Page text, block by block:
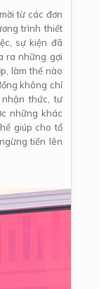
từ các đơn
trình thiết
sự kiện đã
ra những gợi
làm thế nào
không chỉ
thức, tư
những khác
giúp cho tổ
tiến lên